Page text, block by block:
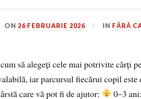
ON 26 FEBRUARIE 2026 IN FĂRĂ
să alegeți cele mai potrivite cărți
iar parcursul fiecărui copil
care vă pot fi de ajutor:
0–3